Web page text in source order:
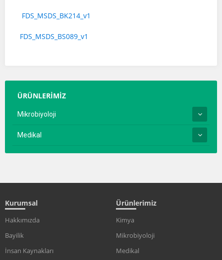
FDS_MSDS_BK214_v1
FDS_MSDS_BS089_v1
ÜRÜNLERİMİZ
Mikrobiyoloji
Medikal
Kurumsal
Hakkımızda
Bayilik
İnsan Kaynakları
Ürünlerimiz
Kimya
Mikrobiyoloji
Medikal